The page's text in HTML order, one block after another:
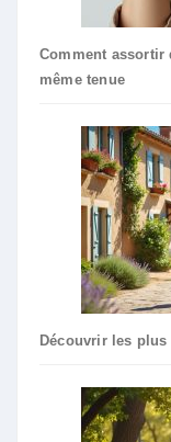
Comment assortir
même tenue
Découvrir les